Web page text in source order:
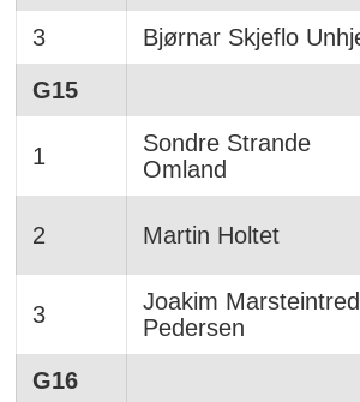
3
Bjørnar Skjeflo
G15
1
Sondre Strande
Omland
2 Martin Holtet
3
Joakim
Pedersen
G16